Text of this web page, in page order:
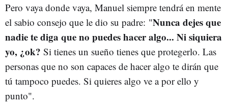
Pero vaya donde vaya, Manuel siempre tendrá en mente
el sabio consejo que le dio su padre: "Nunca dejes que
nadie te diga que no puedes hacer algo... Ni siquiera
yo, ¿ok? Si tienes un sueño tienes que protegerlo. Las
personas que no son capaces de hacer algo te dirán que
tú tampoco puedes. Si quieres algo ve a por ello y
punto".